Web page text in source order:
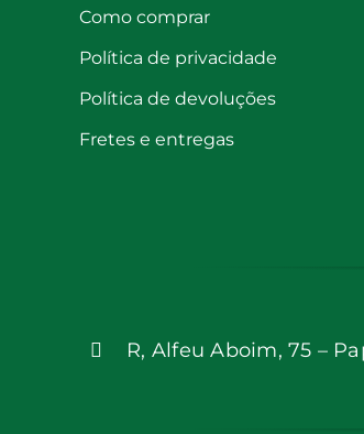
Como comprar
Política de privacidade
Política de devoluções
Fretes e entregas
R, Alfeu Aboim, 75 –